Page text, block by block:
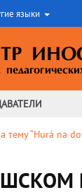
языки
“Hurá na